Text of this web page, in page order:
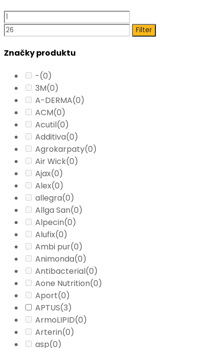
Filter
Značky produktu
-(0)
3M(0)
A-DERMA(0)
ACM(0)
Acutil(0)
Additiva(0)
Agrokarpaty(0)
Air Wick(0)
Ajax(0)
Alex(0)
allegra(0)
Allga San(0)
Alpecin(0)
Alufix(0)
Ambi pur(0)
Animonda(0)
Antibacterial(0)
Aone Nutrition(0)
Aport(0)
APTUS(3)
ArmoLIPID(0)
Arterin(0)
asp(0)